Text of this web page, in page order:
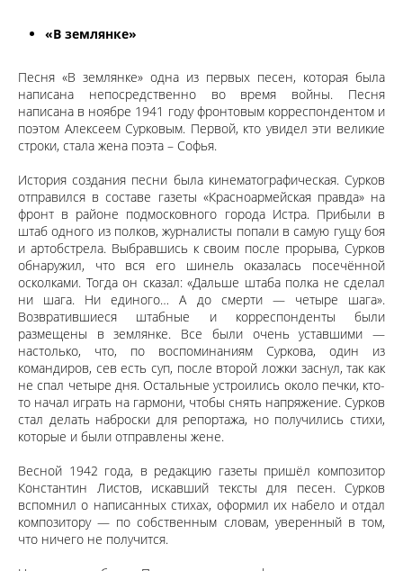
«В землянке»
Песня «В землянке» одна из первых песен, которая была
написана непосредственно во время войны. Песня
написана в ноябре 1941 году фронтовым корреспондентом и
поэтом Алексеем Сурковым. Первой, кто увидел эти великие
строки, стала жена поэта – Софья.
История создания песни была кинематографическая. Сурков
отправился в составе газеты «Красноармейская правда» на
фронт в районе подмосковного города Истра. Прибыли в
штаб одного из полков, журналисты попали в самую гущу боя
и артобстрела. Выбравшись к своим после прорыва, Сурков
обнаружил, что вся его шинель оказалась посечённой
осколками. Тогда он сказал: «Дальше штаба полка не сделал
ни шага. Ни единого… А до смерти — четыре шага».
Возвратившиеся штабные и корреспонденты были
размещены в землянке. Все были очень уставшими —
настолько, что, по воспоминаниям Суркова, один из
командиров, сев есть суп, после второй ложки заснул, так как
не спал четыре дня. Остальные устроились около печки, кто-
то начал играть на гармони, чтобы снять напряжение. Сурков
стал делать наброски для репортажа, но получились стихи,
которые и были отправлены жене.
Весной 1942 года, в редакцию газеты пришёл композитор
Константин Листов, искавший тексты для песен. Сурков
вспомнил о написанных стихах, оформил их набело и отдал
композитору — по собственным словам, уверенный в том,
что ничего не получится.